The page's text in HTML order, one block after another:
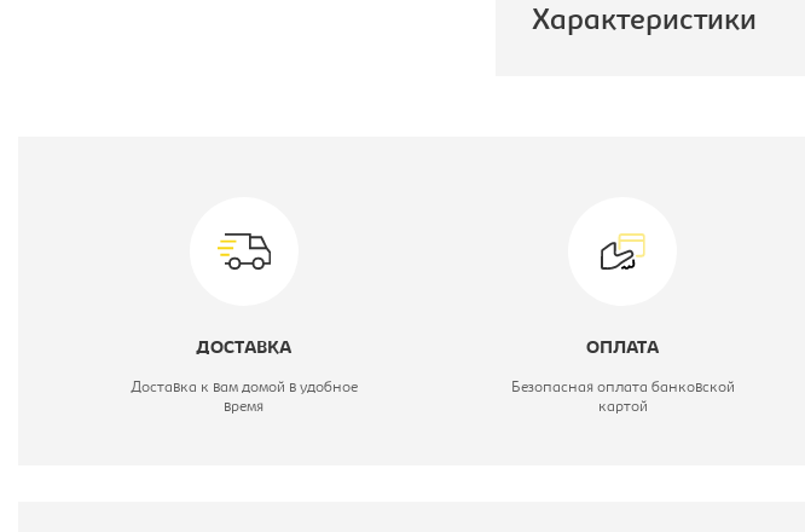
Характеристики
Цвет материала:
ДОСТАВКА
Доставка к вам домой в удобное
время
ОПЛАТА
Безопасная оплата банковской
картой